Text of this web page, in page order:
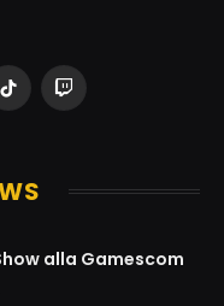
TikTokTwitch
alla Gamescom